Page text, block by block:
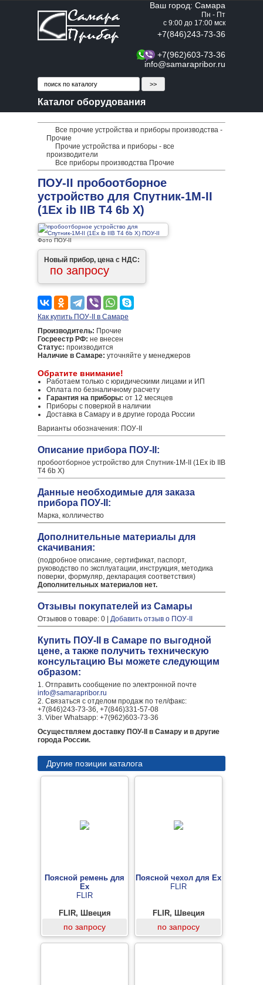
Ваш город: Самара
Пн - Пт
с 9:00 до 17:00 мск
+7(846)243-73-36
+7(962)603-73-36
info@samarapribor.ru
Каталог оборудования
Все прочие устройства и приборы производства -
Прочие
Прочие устройства и приборы - все
производители
Все приборы производства Прочие
ПОУ-II пробоотборное
устройство для Спутник-1М-II
(1Ex ib IIB T4 6b X)
Фото ПОУ-II
Новый прибор, цена с НДС:
по запросу
Как купить ПОУ-II в Самаре
Производитель: Прочие
Госреестр РФ: не внесен
Статус: производится
Наличие в Самаре: уточняйте у менеджеров
Обратите внимание!
Работаем только с юридическими лицами и ИП
Оплата по безналичному расчету
Гарантия на приборы: от 12 месяцев
Приборы с поверкой в наличии
Доставка в Самару и в другие города России
Варианты обозначения: ПОУ-II
Описание прибора ПОУ-II:
пробоотборное устройство для Спутник-1М-II (1Ex ib IIB
T4 6b X)
Данные необходимые для заказа
прибора ПОУ-II:
Марка, колличество
Дополнительные материалы для
скачивания:
(подробное описание, сертификат, паспорт,
руководство по эксплуатации, инструкция, методика
поверки, формуляр, декларация соответствия)
Дополнительных материалов нет.
Отзывы покупателей из Самары
Отзывов о товаре: 0 | Добавить отзыв о ПОУ-II
Купить ПОУ-II в Самаре по выгодной
цене, а также получить техническую
консультацию Вы можете следующим
образом:
1. Отправить сообщение по электронной почте
info@samarapribor.ru
2. Связаться с отделом продаж по тел/факс:
+7(846)243-73-36, +7(846)331-57-08
3. Viber Whatsapp: +7(962)603-73-36
Осуществляем доставку ПОУ-II в Самару и в другие
города России.
Другие позиции каталога
Поясной ремень для
Ex
FLIR
FLIR, Швеция
по запросу
Поясной чехол для Ex
FLIR
FLIR, Швеция
по запросу